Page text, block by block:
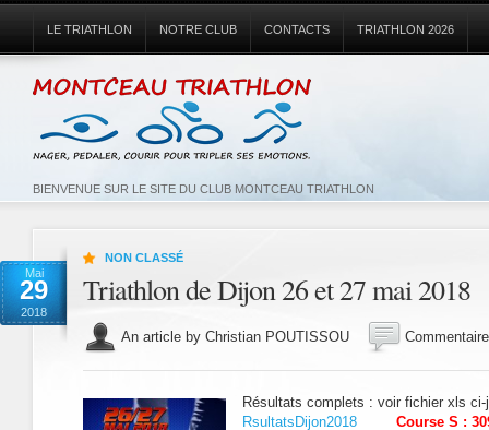
BIENVENUE SUR LE SITE DU CLUB MONTCEAU TRIATHLON
LE TRIATHLON NOTRE CLUB CONTACTS TRIATHLON 2026
Mai
29
2018
NON CLASSÉ
Triathlon de Dijon 26 et 27 mai 2018
An article by Christian POUTISSOU
Résultats complets : voir fichier xls ci-
RsultatsDijon2018
Course S :